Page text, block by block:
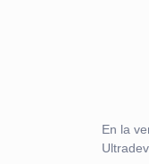
En la